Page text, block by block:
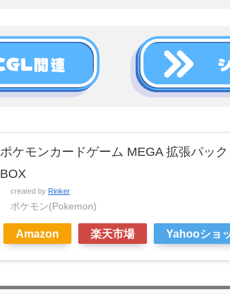
ポケモンカードゲーム MEGA 拡張パッ
BOX
created by Rinker
ポケモン(Pokemon)
Amazon 楽天市場 Yahooショ